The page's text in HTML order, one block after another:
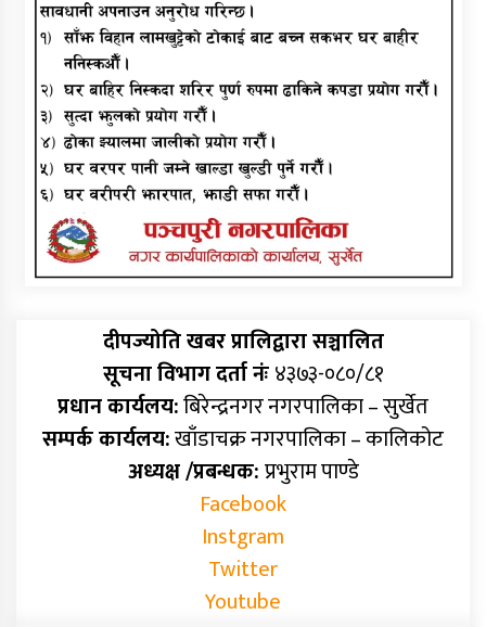
दीपज्योति खबर प्रालिद्वारा सञ्चालित
सूचना विभाग दर्ता नंः४३७३-०८०/८१
प्रधान कार्यलय:बिरेन्द्रनगर नगरपालिका – सुर्खेत
सम्पर्क कार्यलय:खाँडाचक्र नगरपालिका – कालिकोट
अध्यक्ष /प्रबन्धक:प्रभुराम पाण्डे
Facebook
Instgram
Twitter
Youtube